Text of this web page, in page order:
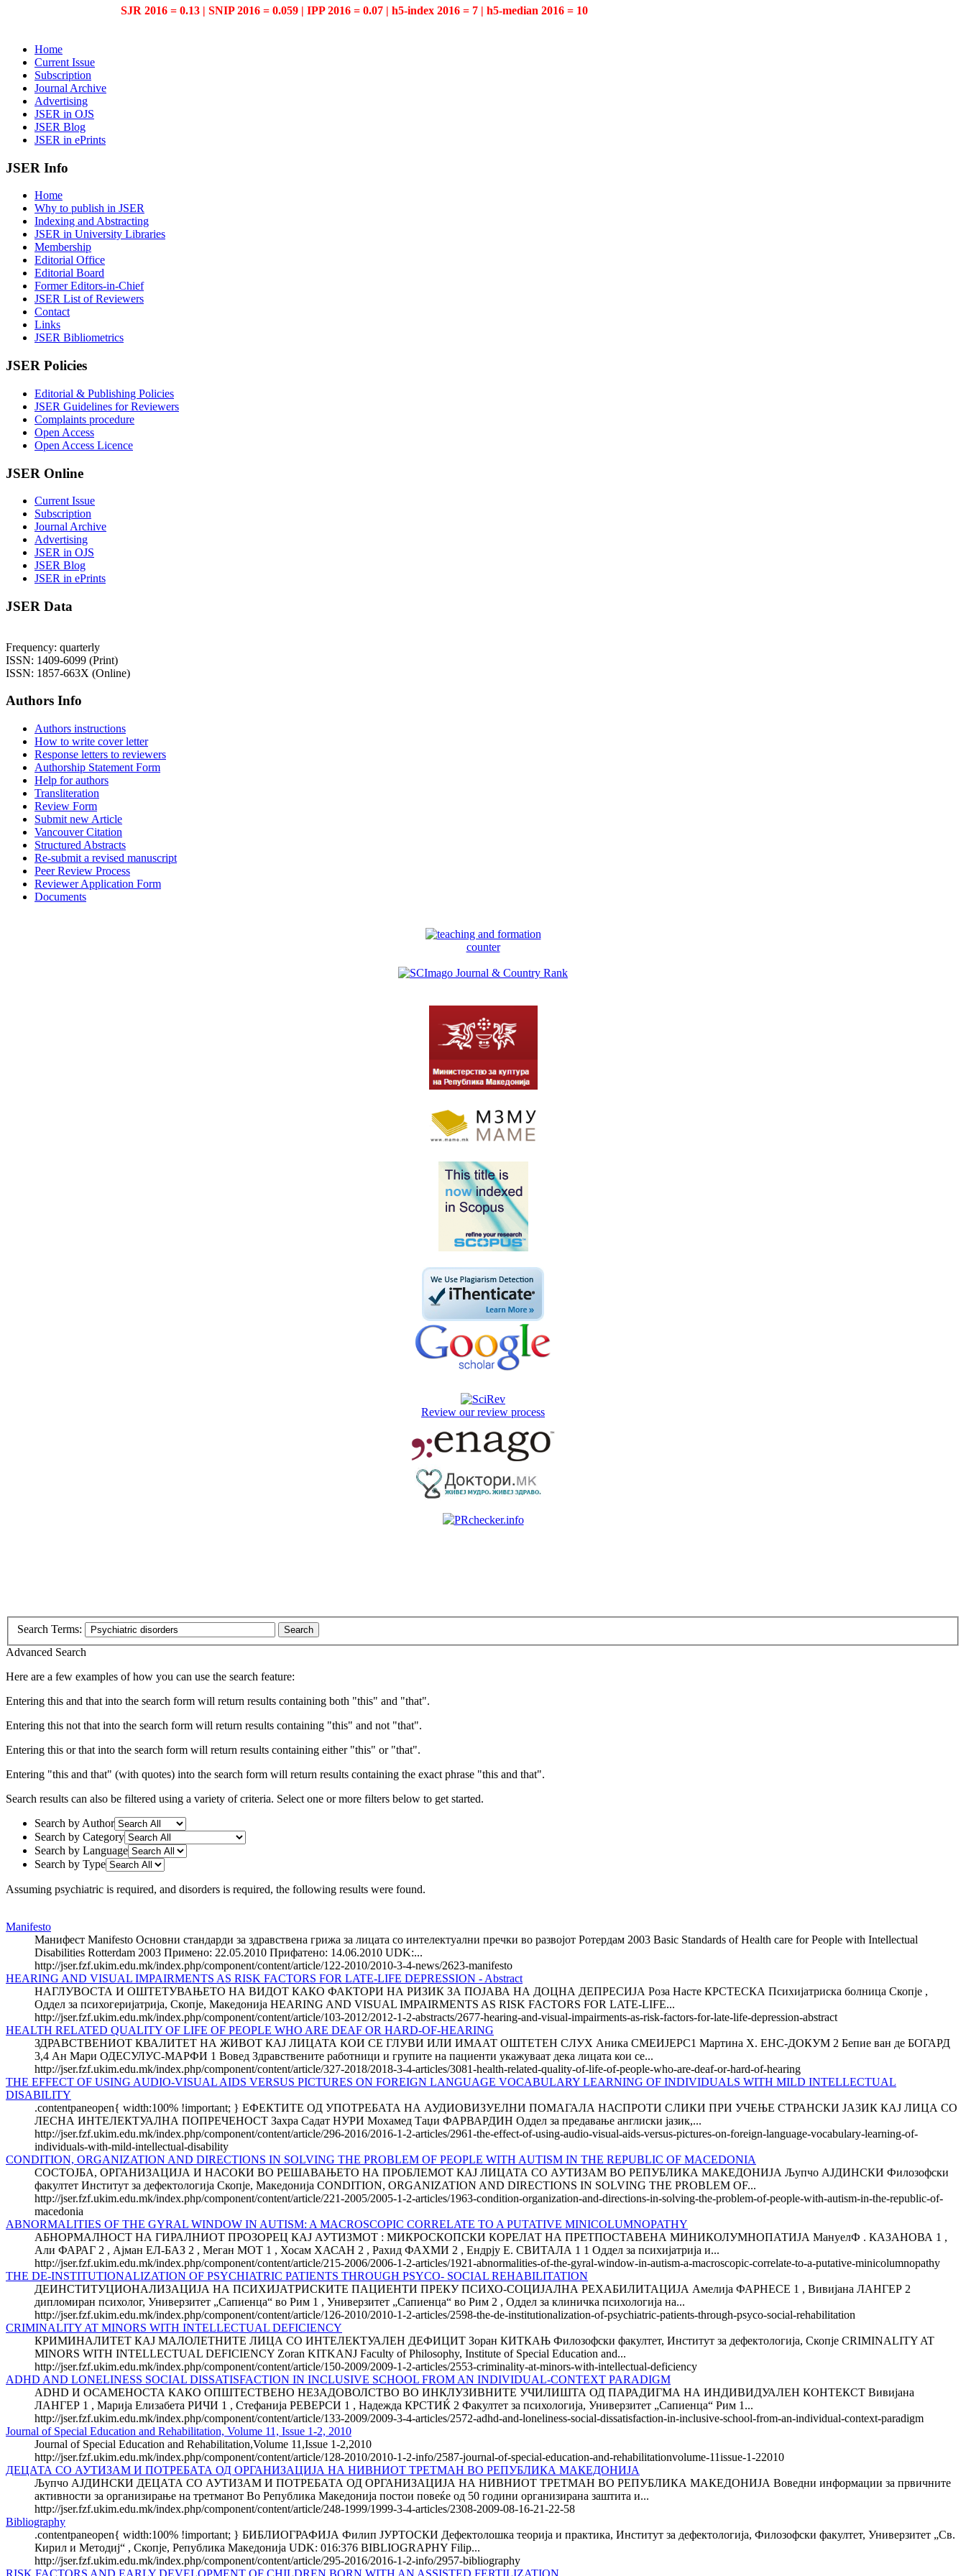
SJR 2016 = 0.13 | SNIP 2016 = 0.059 | IPP 2016 = 0.07 | h5-index 2016 = 7 | h5-median 2016 = 10
Home
Current Issue
Subscription
Journal Archive
Advertising
JSER in OJS
JSER Blog
JSER in ePrints
JSER Info
Home
Why to publish in JSER
Indexing and Abstracting
JSER in University Libraries
Membership
Editorial Office
Editorial Board
Former Editors-in-Chief
JSER List of Reviewers
Contact
Links
JSER Bibliometrics
JSER Policies
Editorial & Publishing Policies
JSER Guidelines for Reviewers
Complaints procedure
Open Access
Open Access Licence
JSER Online
Current Issue
Subscription
Journal Archive
Advertising
JSER in OJS
JSER Blog
JSER in ePrints
JSER Data
Frequency: quarterly
ISSN: 1409-6099 (Print)
ISSN: 1857-663X (Online)
Authors Info
Authors instructions
How to write cover letter
Response letters to reviewers
Authorship Statement Form
Help for authors
Transliteration
Review Form
Submit new Article
Vancouver Citation
Structured Abstracts
Re-submit a revised manuscript
Peer Review Process
Reviewer Application Form
Documents
counter
Review our review process
Search Terms: Search
Advanced Search
Here are a few examples of how you can use the search feature:
Entering this and that into the search form will return results containing both "this" and "that".
Entering this not that into the search form will return results containing "this" and not "that".
Entering this or that into the search form will return results containing either "this" or "that".
Entering "this and that" (with quotes) into the search form will return results containing the exact phrase "this and that".
Search results can also be filtered using a variety of criteria. Select one or more filters below to get started.
Search by Author
Search by Category
Search by Language
Search by Type
Assuming psychiatric is required, and disorders is required, the following results were found.
Manifesto
Манифест Manifesto Основни стандарди за здравствена грижа за лицата со интелектуални пречки во развојот Ротердам 2003 Basic Standards of Health care for People with Intellectual
Disabilities Rotterdam 2003 Примено: 22.05.2010 Прифатено: 14.06.2010 UDK:...
http://jser.fzf.ukim.edu.mk/index.php/component/content/article/122-2010/2010-3-4-news/2623-manifesto
HEARING AND VISUAL IMPAIRMENTS AS RISK FACTORS FOR LATE-LIFE DEPRESSION - Abstract
НАГЛУВОСТА И ОШТЕТУВАЊЕТО НА ВИДОТ КАКО ФАКТОРИ НА РИЗИК ЗА ПОЈАВА НА ДОЦНА ДЕПРЕСИЈА Роза Насте КРСТЕСКА Психијатриска болница Скопје ,
Оддел за психогеријатрија, Скопје, Македонија HEARING AND VISUAL IMPAIRMENTS AS RISK FACTORS FOR LATE-LIFE...
http://jser.fzf.ukim.edu.mk/index.php/component/content/article/103-2012/2012-1-2-abstracts/2677-hearing-and-visual-impairments-as-risk-factors-for-late-life-depression-abstract
HEALTH RELATED QUALITY OF LIFE OF PEOPLE WHO ARE DEAF OR HARD-OF-HEARING
ЗДРАВСТВЕНИОТ КВАЛИТЕТ НА ЖИВОТ КАЈ ЛИЦАТА КОИ СЕ ГЛУВИ ИЛИ ИМААТ ОШТЕТЕН СЛУХ Аника СМЕИЈЕРС1 Мартина Х. ЕНС-ДОКУМ 2 Бепие ван де БОГАРД
3,4 Ан Мари ОДЕСУЛУС-МАРФИ 1 Вовед Здравствените работници и групите на пациенти укажуваат дека лицата кои се...
http://jser.fzf.ukim.edu.mk/index.php/component/content/article/327-2018/2018-3-4-articles/3081-health-related-quality-of-life-of-people-who-are-deaf-or-hard-of-hearing
THE EFFECT OF USING AUDIO-VISUAL AIDS VERSUS PICTURES ON FOREIGN LANGUAGE VOCABULARY LEARNING OF INDIVIDUALS WITH MILD INTELLECTUAL
DISABILITY
.contentpaneopen{ width:100% !important; } ЕФЕКТИТЕ ОД УПОТРЕБАТА НА АУДИОВИЗУЕЛНИ ПОМАГАЛА НАСПРОТИ СЛИКИ ПРИ УЧЕЊЕ СТРАНСКИ ЈАЗИК КАЈ ЛИЦА СО
ЛЕСНА ИНТЕЛЕКТУАЛНА ПОПРЕЧЕНОСТ Захра Садат НУРИ Мохамед Таџи ФАРВАРДИН Оддел за предавање англиски јазик,...
http://jser.fzf.ukim.edu.mk/index.php/component/content/article/296-2016/2016-1-2-articles/2961-the-effect-of-using-audio-visual-aids-versus-pictures-on-foreign-language-vocabulary-learning-of-
individuals-with-mild-intellectual-disability
CONDITION, ORGANIZATION AND DIRECTIONS IN SOLVING THE PROBLEM OF PEOPLE WITH AUTISM IN THE REPUBLIC OF MACEDONIA
СОСТОЈБА, ОРГАНИЗАЦИЈА И НАСОКИ ВО РЕШАВАЊЕТО НА ПРОБЛЕМОТ КАЈ ЛИЦАТА СО АУТИЗАМ ВО РЕПУБЛИКА МАКЕДОНИЈА Љупчо АЈДИНСКИ Филозофски
факултет Институт за дефектологија Скопје, Македонија CONDITION, ORGANIZATION AND DIRECTIONS IN SOLVING THE PROBLEM OF...
http://jser.fzf.ukim.edu.mk/index.php/component/content/article/221-2005/2005-1-2-articles/1963-condition-organization-and-directions-in-solving-the-problem-of-people-with-autism-in-the-republic-of-
macedonia
ABNORMALITIES OF THE GYRAL WINDOW IN AUTISM: A MACROSCOPIC CORRELATE TO A PUTATIVE MINICOLUMNOPATHY
АБНОРМАЛНОСТ НА ГИРАЛНИОТ ПРОЗОРЕЦ КАЈ АУТИЗМОТ : МИКРОСКОПСКИ КОРЕЛАТ НА ПРЕТПОСТАВЕНА МИНИКОЛУМНОПАТИЈА МануелФ . КАЗАНОВА 1 ,
Али ФАРАГ 2 , Ајман ЕЛ-БАЗ 2 , Меган МОТ 1 , Хосам ХАСАН 2 , Рахид ФАХМИ 2 , Ендрју Е. СВИТАЛА 1 1 Оддел за психијатрија и...
http://jser.fzf.ukim.edu.mk/index.php/component/content/article/215-2006/2006-1-2-articles/1921-abnormalities-of-the-gyral-window-in-autism-a-macroscopic-correlate-to-a-putative-minicolumnopathy
THE DE-INSTITUTIONALIZATION OF PSYCHIATRIC PATIENTS THROUGH PSYCO- SOCIAL REHABILITATION
ДЕИНСТИТУЦИОНАЛИЗАЦИЈА НА ПСИХИЈАТРИСКИТЕ ПАЦИЕНТИ ПРЕКУ ПСИХО-СОЦИЈАЛНА РЕХАБИЛИТАЦИЈА Амелија ФАРНЕСЕ 1 , Вивијана ЛАНГЕР 2
дипломиран психолог, Универзитет „Сапиенца“ во Рим 1 , Универзитет „Сапиенца“ во Рим 2 , Оддел за клиничка психологија на...
http://jser.fzf.ukim.edu.mk/index.php/component/content/article/126-2010/2010-1-2-articles/2598-the-de-institutionalization-of-psychiatric-patients-through-psyco-social-rehabilitation
CRIMINALITY AT MINORS WITH INTELLECTUAL DEFICIENCY
КРИМИНАЛИТЕТ КАЈ МАЛОЛЕТНИТЕ ЛИЦА СО ИНТЕЛЕКТУАЛЕН ДЕФИЦИТ Зоран КИТКАЊ Филозофски факултет, Институт за дефектологија, Скопје CRIMINALITY AT
MINORS WITH INTELLECTUAL DEFICIENCY Zoran KITKANJ Faculty of Philosophy, Institute of Special Education and...
http://jser.fzf.ukim.edu.mk/index.php/component/content/article/150-2009/2009-1-2-articles/2553-criminality-at-minors-with-intellectual-deficiency
ADHD AND LONELINESS SOCIAL DISSATISFACTION IN INCLUSIVE SCHOOL FROM AN INDIVIDUAL-CONTEXT PARADIGM
ADHD И ОСАМЕНОСТА КАКО ОПШТЕСТВЕНО НЕЗАДОВОЛСТВО ВО ИНКЛУЗИВНИТЕ УЧИЛИШТА ОД ПАРАДИГМА НА ИНДИВИДУАЛЕН КОНТЕКСТ Вивијана
ЛАНГЕР 1 , Марија Елизабета РИЧИ 1 , Стефанија РЕВЕРСИ 1 , Надежда КРСТИЌ 2 Факултет за психологија, Универзитет „Сапиенца“ Рим 1...
http://jser.fzf.ukim.edu.mk/index.php/component/content/article/133-2009/2009-3-4-articles/2572-adhd-and-loneliness-social-dissatisfaction-in-inclusive-school-from-an-individual-context-paradigm
Journal of Special Education and Rehabilitation, Volume 11, Issue 1-2, 2010
Journal of Special Education and Rehabilitation,Volume 11,Issue 1-2,2010
http://jser.fzf.ukim.edu.mk/index.php/component/content/article/128-2010/2010-1-2-info/2587-journal-of-special-education-and-rehabilitationvolume-11issue-1-22010
ДЕЦАТА СО АУТИЗАМ И ПОТРЕБАТА ОД ОРГАНИЗАЦИЈА НА НИВНИОТ ТРЕТМАН ВО РЕПУБЛИКА МАКЕДОНИЈА
Љупчо АЈДИНСКИ ДЕЦАТА СО АУТИЗАМ И ПОТРЕБАТА ОД ОРГАНИЗАЦИЈА НА НИВНИОТ ТРЕТМАН ВО РЕПУБЛИКА МАКЕДОНИЈА Воведни информации за првичните
активности за организирање на третманот Во Република Македонија постои повеќе од 50 години организирана заштита и...
http://jser.fzf.ukim.edu.mk/index.php/component/content/article/248-1999/1999-3-4-articles/2308-2009-08-16-21-22-58
Bibliography
.contentpaneopen{ width:100% !important; } БИБЛИОГРАФИЈА Филип ЈУРТОСКИ Дефектолошка теорија и практика, Институт за дефектологија, Филозофски факултет, Универзитет „Св.
Кирил и Методиј“ , Скопје, Република Македонија UDK: 016:376 BIBLIOGRAPHY Filip...
http://jser.fzf.ukim.edu.mk/index.php/component/content/article/295-2016/2016-1-2-info/2957-bibliography
RISK FACTORS AND EARLY DEVELOPMENT OF CHILDREN BORN WITH AN ASSISTED FERTILIZATION